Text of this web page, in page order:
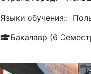
Языки обучения::
Бакалавр (6